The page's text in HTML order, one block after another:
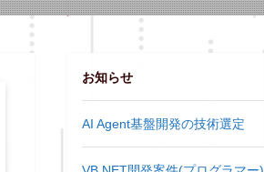
お知らせ
AI Agent基盤開発の技術選定